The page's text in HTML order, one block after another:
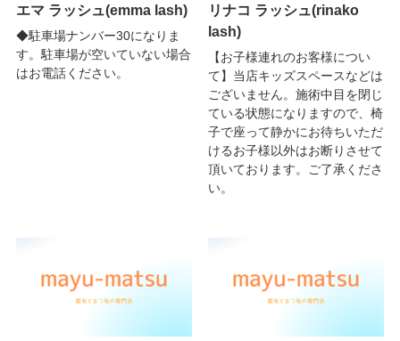
エマ ラッシュ(emma lash)
◆駐車場ナンバー30になりま
す。駐車場が空いていない場合
はお電話ください。
リナコ ラッシュ(rinako
lash)
【お子様連れのお客様につい
て】当店キッズスペースなどは
ございません。施術中目を閉じ
ている状態になりますので、椅
子で座って静かにお待ちいただ
けるお子様以外はお断りさせて
頂いております。ご了承くださ
い。